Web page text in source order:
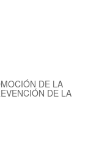
DE LA
DE LA